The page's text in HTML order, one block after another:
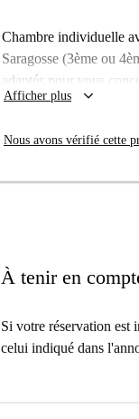
Chambre individuelle
Saragosse (3ème ou
adaptés pour vous
microcinéma,
bâtiment. Ainsi,
Afficher plus keyboard_arrow_down
Nous avons vérifié cette
À tenir en
Si votre réservation est
celui indiqué dans